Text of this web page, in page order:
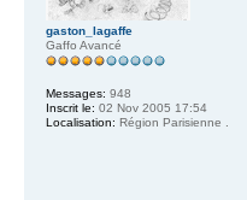
gaston_lagaffe
Gaffo Avancé
Messages: 948
Inscrit le: 02 Nov 2005 17:54
Localisation: Région Parisienne .